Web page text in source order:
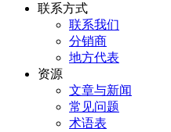
联系方式
联系我们
分销商
地方代表
资源
文章与新闻
常见问题
术语表